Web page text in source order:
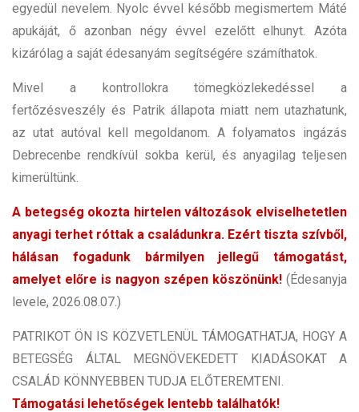
egyedül nevelem. Nyolc évvel később megismertem Máté
apukáját, ő azonban négy évvel ezelőtt elhunyt. Azóta
kizárólag a saját édesanyám segítségére számíthatok.
Mivel a kontrollokra tömegközlekedéssel a
fertőzésveszély és Patrik állapota miatt nem utazhatunk,
az utat autóval kell megoldanom. A folyamatos ingázás
Debrecenbe rendkívül sokba kerül, és anyagilag teljesen
kimerültünk.
A betegség okozta hirtelen változások elviselhetetlen
anyagi terhet róttak a családunkra. Ezért tiszta szívből,
hálásan fogadunk bármilyen jellegű támogatást,
amelyet előre is nagyon szépen köszönünk! (Édesanyja
levele, 2026.08.07.)
PATRIKOT ÖN IS KÖZVETLENÜL TÁMOGATHATJA, HOGY A
BETEGSÉG ÁLTAL MEGNÖVEKEDETT KIADÁSOKAT A
CSALÁD KÖNNYEBBEN TUDJA ELŐTEREMTENI.
Támogatási lehetőségek lentebb találhatók!